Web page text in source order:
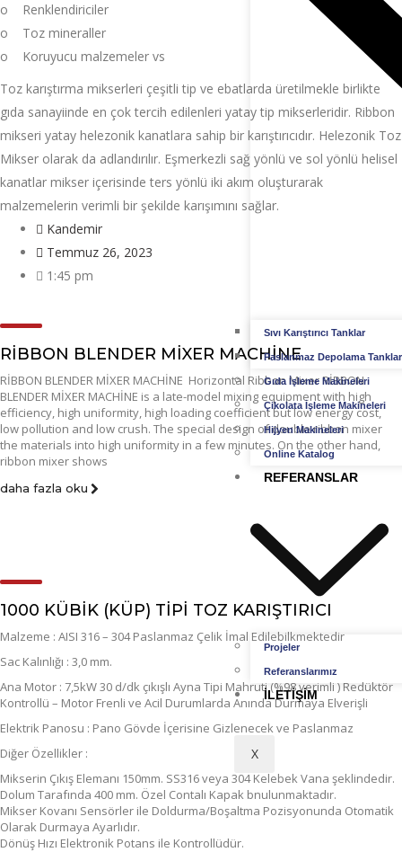
Sıvı Karıştırıcı Tanklar
Paslanmaz Depolama
Gıda İşleme Makineleri
Çikolata İşleme Makineleri
Hijyen Makineleri
Online Katalog
REFERANSLAR
Projeler
Referanslarımız
İLETIŞIM
X
o Renklendiriciler
o Toz mineraller
o Koruyucu malzemeler vs
Toz karıştırma mikserleri çeşitli tip ve ebatlarda üretilmekle birlikte
gıda sanayiinde en çok tercih edilenleri yatay tip mikserleridir. Ribbon
mikseri yatay helezonik kanatlara sahip bir karıştırıcıdır. Helezonik Toz
Mikser olarak da adlandırılır. Eşmerkezli sağ yönlü ve sol yönlü helisel
kanatlar mikser içerisinde ters yönlü iki akım oluşturarak
malzemelerin verimli bir şekilde karışımını sağlar.
Kandemir
Temmuz 26, 2023
1:45 pm
RİBBON BLENDER MİXER MACHİNE
RİBBON BLENDER MİXER MACHİNE Horizontal Ribbon Mixer RİBBON
BLENDER MİXER MACHİNE is a late-model mixing equipment with high
efficiency, high uniformity, high loading coefficient but low energy cost,
low pollution and low crush. The special design of double ribbon mixer
the materials into high uniformity in a few minutes. On the other hand,
ribbon mixer shows
daha fazla oku
1000 KÜBİK (KÜP) TİPİ TOZ KARIŞTIRICI
Malzeme : AISI 316 – 304 Paslanmaz Çelik İmal Edilebilkmektedir
Sac Kalınlığı : 3,0 mm.
Ana Motor : 7,5kW 30 d/dk çıkışlı Ayna Tipi Mahruti (%98 verimli ) Redüktör
Kontrollü – Motor Frenli ve Acil Durumlarda Anında Durmaya Elverişli
Elektrik Panosu : Pano Gövde İçerisine Gizlenecek ve Paslanmaz
Diğer Özellikler :
Mikserin Çıkış Elemanı 150mm. SS316 veya 304 Kelebek Vana şeklindedir.
Dolum Tarafında 400 mm. Özel Contalı Kapak bnulunmaktadır.
Mikser Kovanı Sensörler ile Doldurma/Boşaltma Pozisyonunda Otomatik
Olarak Durmaya Ayarlıdır.
Dönüş Hızı Elektronik Potans ile Kontrollüdür.